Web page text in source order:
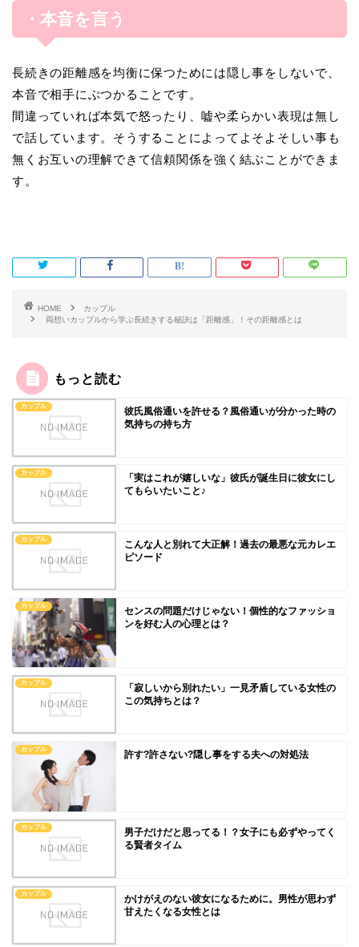
・本音を言う
長続きの距離感を均衡に保つためには隠し事をしないで、
本音で相手にぶつかることです。
間違っていれば本気で怒ったり、嘘や柔らかい表現は無し
で話しています。そうすることによってよそよそしい事も
無くお互いの理解できて信頼関係を強く結ぶことができま
す。
HOME
カップル
両想いカップルから学ぶ長続きする秘訣は「距離感」！その距離感とは
もっと読む
カップル
彼氏風俗通いを許せる？風俗通いが分かった時の
気持ちの持ち方
カップル
「実はこれが嬉しいな」彼氏が誕生日に彼女にし
てもらいたいこと♪
カップル
こんな人と別れて大正解！過去の最悪な元カレエ
ピソード
カップル
センスの問題だけじゃない！個性的なファッショ
ンを好む人の心理とは？
カップル
「寂しいから別れたい」一見矛盾している女性の
この気持ちとは？
カップル 許す?許さない?隠し事をする夫への対処法
カップル
男子だけだと思ってる！？女子にも必ずやってく
る賢者タイム
カップル
かけがえのない彼女になるために。男性が思わず
甘えたくなる女性とは